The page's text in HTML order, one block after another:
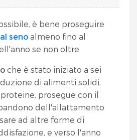
è bene proseguire
seno almeno fino al
se non oltre.
che è stato iniziato a sei
di alimenti solidi,
prosegue con il
dell'allattamento
ad altre forme di
e verso l'anno